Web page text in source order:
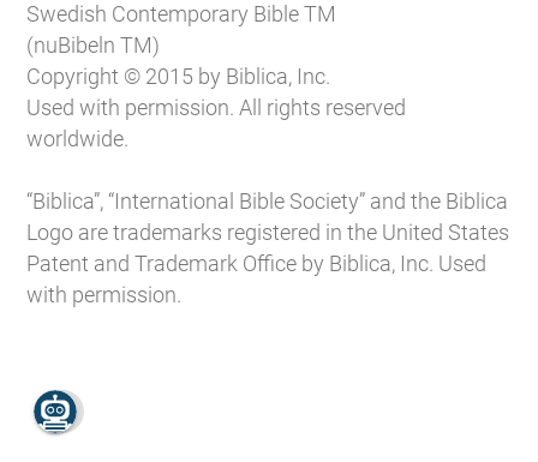
Swedish Contemporary Bible TM
(nuBibeln TM)
Copyright © 2015 by Biblica, Inc.
Used with permission. All rights reserved
worldwide.
“Biblica”, “International Bible Society” and the Biblica
Logo are trademarks registered in the United States
Patent and Trademark Office by Biblica, Inc. Used
with permission.